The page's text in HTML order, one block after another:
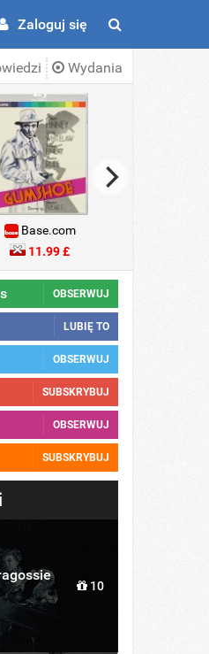
Zaloguj się
Wydania
Base.com
11.99 £
OBSERWUJ
LUBIĘ TO
OBSERWUJ
SUBSKRYBUJ
OBSERWUJ
SUBSKRYBUJ
10